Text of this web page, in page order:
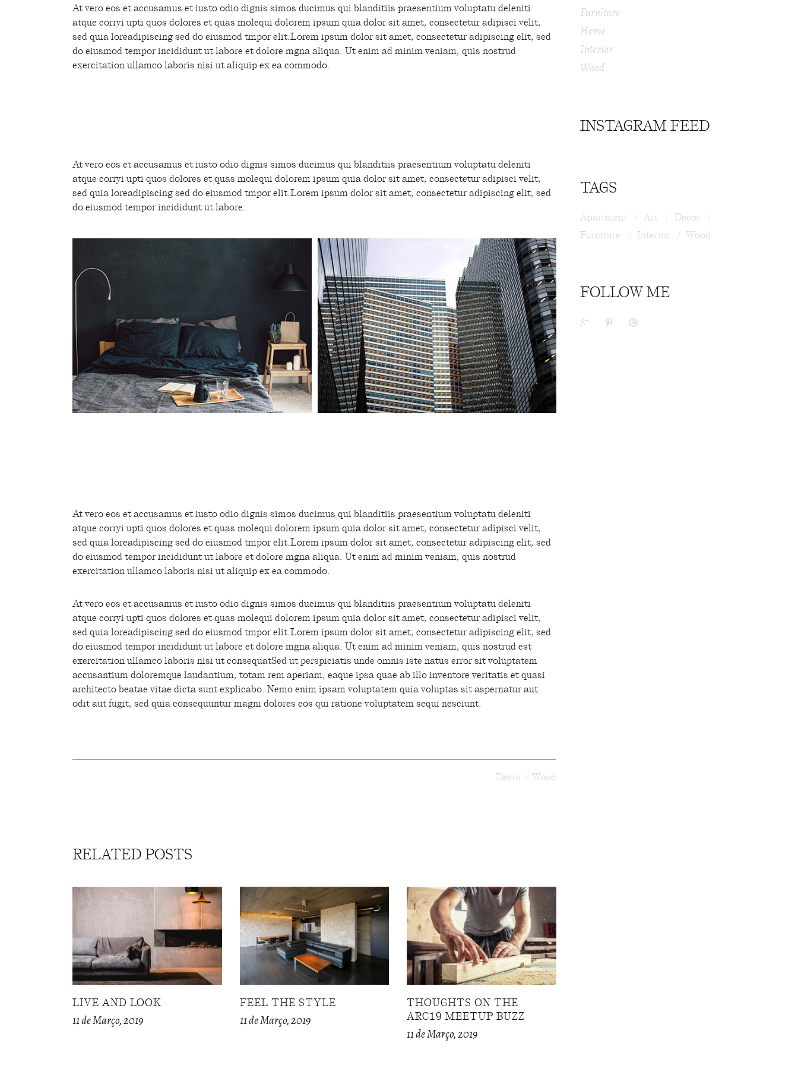
At vero eos et accusamus et iusto odio dignis simos ducimus qui blanditiis praesentium voluptatu deleniti
atque corryi upti quos dolores et quas molequi dolorem ipsum quia dolor sit amet, consectetur adipisci velit,
sed quia loreadipiscing sed do eiusmod tmpor elit.Lorem ipsum dolor sit amet, consectetur adipiscing elit, sed
do eiusmod tempor incididunt ut labore et dolore mgna aliqua. Ut enim ad minim veniam, quis nostrud
exercitation ullamco laboris nisi ut aliquip ex ea commodo.
At vero eos et accusamus et iusto odio dignis simos ducimus qui blanditiis praesentium voluptatu deleniti
atque corryi upti quos dolores et quas molequi dolorem ipsum quia dolor sit amet, consectetur adipisci velit,
sed quia loreadipiscing sed do eiusmod tmpor elit.Lorem ipsum dolor sit amet, consectetur adipiscing elit, sed
do eiusmod tempor incididunt ut labore.
At vero eos et accusamus et iusto odio dignis simos ducimus qui blanditiis praesentium voluptatu deleniti
atque corryi upti quos dolores et quas molequi dolorem ipsum quia dolor sit amet, consectetur adipisci velit,
sed quia loreadipiscing sed do eiusmod tmpor elit.Lorem ipsum dolor sit amet, consectetur adipiscing elit, sed
do eiusmod tempor incididunt ut labore et dolore mgna aliqua. Ut enim ad minim veniam, quis nostrud
exercitation ullamco laboris nisi ut aliquip ex ea commodo.
At vero eos et accusamus et iusto odio dignis simos ducimus qui blanditiis praesentium voluptatu deleniti
atque corryi upti quos dolores et quas molequi dolorem ipsum quia dolor sit amet, consectetur adipisci velit,
sed quia loreadipiscing sed do eiusmod tmpor elit.Lorem ipsum dolor sit amet, consectetur adipiscing elit, sed
do eiusmod tempor incididunt ut labore et dolore mgna aliqua. Ut enim ad minim veniam, quis nostrud est
exercitation ullamco laboris nisi ut consequatSed ut perspiciatis unde omnis iste natus error sit voluptatem
accusantium doloremque laudantium, totam rem aperiam, eaque ipsa quae ab illo inventore veritatis et quasi
architecto beatae vitae dicta sunt explicabo. Nemo enim ipsam voluptatem quia voluptas sit aspernatur aut
odit aut fugit, sed quia consequuntur magni dolores eos qui ratione voluptatem sequi nesciunt.
Decor Wood
RELATED POSTS
LIVE AND LOOK
11 de Março, 2019
FEEL THE STYLE
11 de Março, 2019
THOUGHTS ON THE
ARC19 MEETUP BUZZ
11 de Março, 2019
Furniture
Home
Interior
Wood
INSTAGRAM FEED
TAGS
Apartment Art
Decor
Furniture
Interior Wood
FOLLOW ME